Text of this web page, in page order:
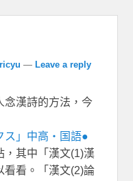
— Leave a reply
念漢詩的方法，今
ス」中高・国語●
，其中「漢文(1)漢
看看。「漢文(2)論